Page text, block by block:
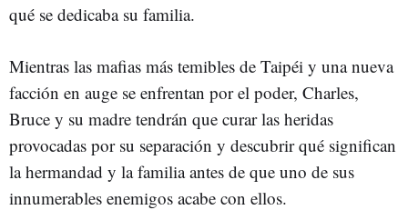
qué se dedicaba su familia.
Mientras las mafias más temibles de Taipéi y una nueva
facción en auge se enfrentan por el poder, Charles,
Bruce y su madre tendrán que curar las heridas
provocadas por su separación y descubrir qué significan
la hermandad y la familia antes de que uno de sus
innumerables enemigos acabe con ellos.